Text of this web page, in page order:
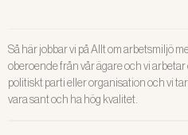
Så här jobbar vi på Allt om arbetsmiljö
oberoende från vår ägare och vi
politiskt parti eller organisation och vi
vara sant och ha hög kvalitet.